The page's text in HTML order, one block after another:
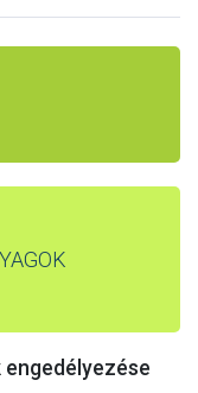
engedélyezése